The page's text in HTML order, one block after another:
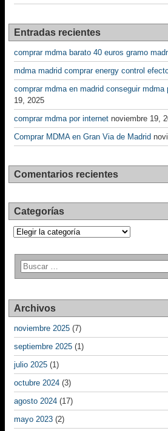
Entradas recientes
comprar mdma barato 40 euros gramo
mdma madrid comprar energy control
comprar mdma en madrid conseguir mdma
19, 2025
comprar mdma por internet noviembre 19,
Comprar MDMA en Gran Via de Madrid
Comentarios recientes
Categorías
Categorías
Archivos
noviembre 2025 (7)
septiembre 2025 (1)
julio 2025 (1)
octubre 2024 (3)
agosto 2024 (17)
mayo 2023 (2)